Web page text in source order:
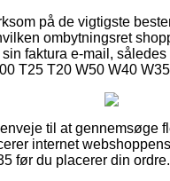
på de vigtigste
ombytningsret
faktura e-mail,
T25 T20 W50 W40
til at gennemsøge
internet
før du placerer din ordre.